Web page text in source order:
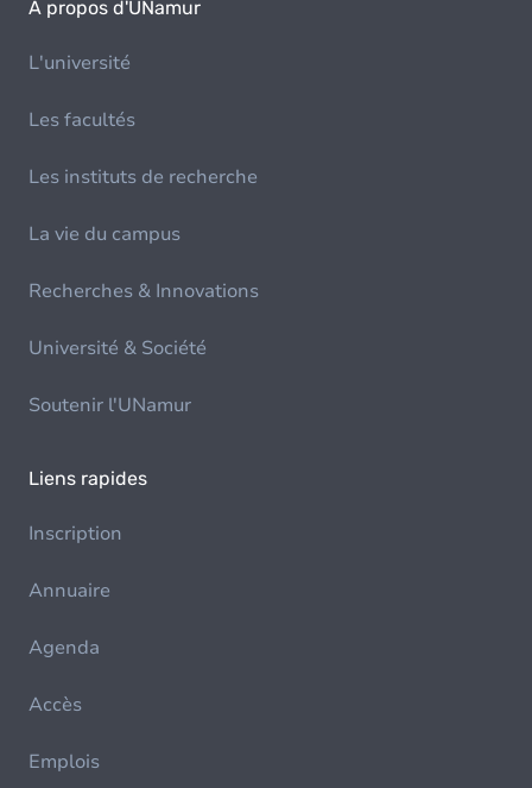
À propos d'UNamur
L'université
Les facultés
Les instituts de recherche
La vie du campus
Recherches & Innovations
Université & Société
Soutenir l'UNamur
Liens rapides
Inscription
Annuaire
Agenda
Accès
Emplois